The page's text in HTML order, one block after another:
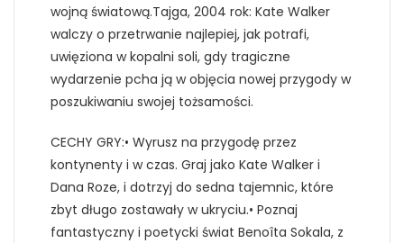
wojną światową.Tajga, 2004 rok: Kate Walker
walczy o przetrwanie najlepiej, jak potrafi,
uwięziona w kopalni soli, gdy tragiczne
wydarzenie pcha ją w objęcia nowej przygody w
poszukiwaniu swojej tożsamości.
CECHY GRY:• Wyrusz na przygodę przez
kontynenty i w czas. Graj jako Kate Walker i
Dana Roze, i dotrzyj do sedna tajemnic, które
zbyt długo zostawały w ukryciu.• Poznaj
fantastyczny i poetycki świat Benoîta Sokala, z